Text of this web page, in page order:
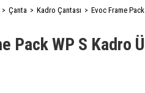
Çanta Kadro Çantası Evoc Frame
Pack WP S Kadro